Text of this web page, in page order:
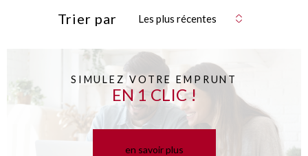
Trier par Les plus récentes
SIMULEZ VOTRE EMPRUNT
EN 1 CLIC !
en savoir plus